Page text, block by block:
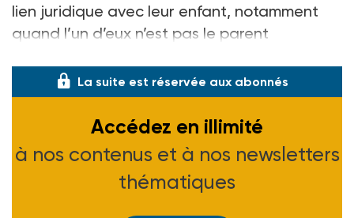
lien juridique avec leur enfant, notamment
quand l’un d’eux n’est pas le parent
La suite est réservée aux abonnés
Accédez en illimité
à nos contenus et à nos newsletters
thématiques